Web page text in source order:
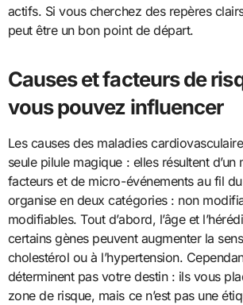
actifs. Si vous cherchez des repères
peut être un bon point de départ.
Causes et facteurs de
vous pouvez influencer
Les causes des maladies
seule pilule magique : elles résultent
facteurs et de micro-événements au fil
organise en deux catégories : non
modifiables. Tout d’abord, l’âge et
certains gènes peuvent augmenter la
cholestérol ou à l’hypertension.
déterminent pas votre destin : ils vous
zone de risque, mais ce n’est pas une